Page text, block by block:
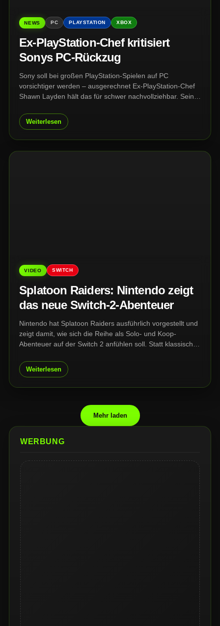
NEWS PC PLAYSTATION XBOX
Ex-PlayStation-Chef kritisiert
Sonys PC-Rückzug
Sony soll bei großen PlayStation-Spielen auf PC
vorsichtiger werden – ausgerechnet Ex-PlayStation-Chef
Shawn Layden hält das für schwer nachvollziehbar. Seiner
Konsolenverkäufen kaum, können aber die Reichweite
großer Marken deutlich erhöhen.
Weiterlesen
VIDEO SWITCH
Splatoon Raiders: Nintendo zeigt
das neue Switch-2-Abenteuer
Nintendo hat Splatoon Raiders ausführlich vorgestellt und
zeigt damit, wie sich die Reihe als Solo- und Koop-
Abenteuer auf der Switch 2 anfühlen soll. Statt klassischer
Anpassungen und Missionen auf den Spiralit-Inseln im
Mittelpunkt.
Weiterlesen
Mehr laden
WERBUNG